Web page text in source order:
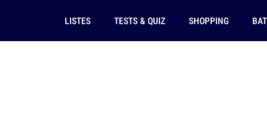
LISTES TESTS & QUIZ SHOPPING